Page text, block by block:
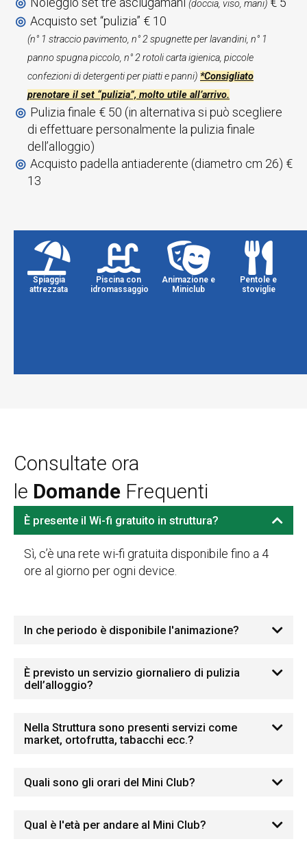
(doccia, viso, mani)
Acquisto set “pulizia” € 10
(n° 1 straccio pavimento, n° 2 spugnette per lavandini, n° 1
panno spugna piccolo, n° 2 rotoli carta igienica, piccole
confezioni di detergenti per piatti e panni) *Consigliato
prenotare il set “pulizia”, molto utile all’arrivo.
Pulizia finale € 50 (in alternativa si può scegliere
di effettuare personalmente la pulizia finale
dell’alloggio)
Acquisto padella antiaderente (diametro cm 26) €
13
Nostri
mondo
servizi
Spiaggia
attrezzata
Piscina con
idromassaggio
Animazione e
Miniclub
Pentole e
stoviglie
Consultate ora
le Domande Frequenti
È presente il Wi-fi gratuito in struttura?
Sì, c’è una rete wi-fi gratuita disponibile fino a 4
ore al giorno per ogni device.
In che periodo è disponibile l'animazione?
È previsto un servizio giornaliero di pulizia
dell’alloggio?
Nella Struttura sono presenti servizi come
market, ortofrutta, tabacchi ecc.?
Quali sono gli orari del Mini Club?
Qual è l'età per andare al Mini Club?